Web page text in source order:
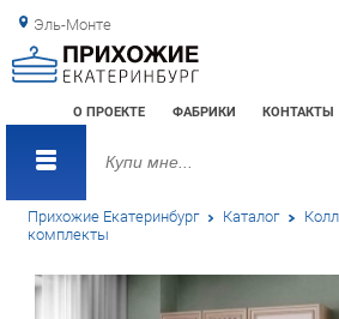
Эль-Монте
О ПРОЕКТЕ ФАБРИКИ КОНТАКТЫ
Прихожие Екатеринбург Каталог
комплекты